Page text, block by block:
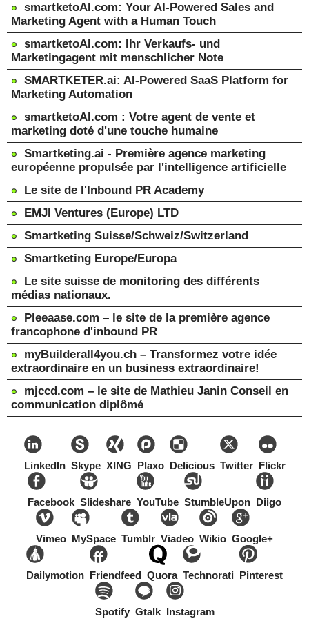
smartketoAI.com: Your AI-Powered Sales and
Marketing Agent with a Human Touch
smartketoAI.com: Ihr Verkaufs- und
Marketingagent mit menschlicher Note
SMARTKETER.ai: AI-Powered SaaS Platform for
Marketing Automation
smartketoAI.com : Votre agent de vente et
marketing doté d'une touche humaine
Smartketing.ai - Première agence marketing
européenne propulsée par l'intelligence artificielle
Le site de l'Inbound PR Academy
EMJI Ventures (Europe) LTD
Smartketing Suisse/Schweiz/Switzerland
Smartketing Europe/Europa
Le site suisse de monitoring des différents
médias nationaux.
Pleeaase.com – le site de la première agence
francophone d'inbound PR
myBuilderall4you.ch – Transformez votre idée
extraordinaire en un business extraordinaire!
mjccd.com – le site de Mathieu Janin Conseil en
communication diplômé
LinkedIn Skype XING Plaxo Delicious Twitter Flickr
Facebook Slideshare YouTube StumbleUpon Diigo
Vimeo MySpace Tumblr Viadeo Wikio Google+
Dailymotion Friendfeed Quora Technorati Pinterest
Spotify Gtalk Instagram